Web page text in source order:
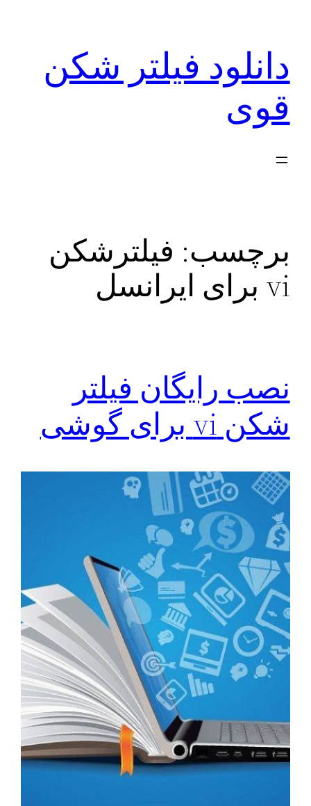
دانلود فیلتر شکن
قوی
برچسب: فیلترشکن
vi برای ایرانسل
نصب رایگان فیلتر
شکن vi برای گوشی